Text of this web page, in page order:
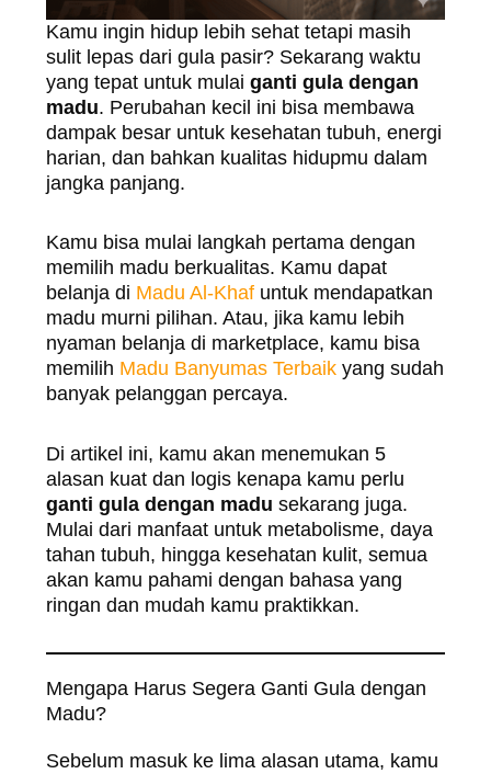
Kamu ingin hidup lebih sehat tetapi masih
sulit lepas dari gula pasir? Sekarang waktu
yang tepat untuk mulaiganti gula dengan
madu. Perubahan kecil ini bisa membawa
dampak besar untuk kesehatan tubuh, energi
harian, dan bahkan kualitas hidupmu dalam
jangka panjang.
Kamu bisa mulai langkah pertama dengan
memilih madu berkualitas. Kamu dapat
belanja di Madu Al-Khaf untuk mendapatkan
madu murni pilihan. Atau, jika kamu lebih
nyaman belanja di marketplace, kamu bisa
memilih Madu Banyumas Terbaik yang sudah
banyak pelanggan percaya.
Di artikel ini, kamu akan menemukan 5
alasan kuat dan logis kenapa kamu perlu
ganti gula dengan madu sekarang juga.
Mulai dari manfaat untuk metabolisme, daya
tahan tubuh, hingga kesehatan kulit, semua
akan kamu pahami dengan bahasa yang
ringan dan mudah kamu praktikkan.
Mengapa Harus Segera Ganti Gula dengan
Madu?
Sebelum masuk ke lima alasan utama, kamu